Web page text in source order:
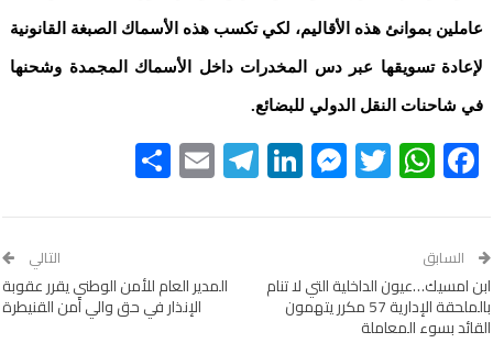
عاملين بموانئ هذه الأقاليم، لكي تكسب هذه الأسماك الصبغة القانونية
لإعادة تسويقها عبر دس المخدرات داخل الأسماك المجمدة وشحنها
في شاحنات النقل الدولي للبضائع.
Facebook
WhatsApp
Twitter
Messenger
LinkedIn
Telegram
Email
السابق
ابن امسيك…عيون الداخلية التي لا تنام
بالملحقة الإدارية 57 مكرر يتهمون
القائد بسوء المعاملة
التالي
المدير العام للأمن الوطني يقرر عقوبة
الإنذار في حق والي أمن القنيطرة